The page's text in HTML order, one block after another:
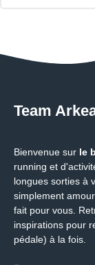
Team
Bienvenue sur le
running et
longues sorties à
simplement
fait pour vous.
inspirations pour
pédale) à la fois.